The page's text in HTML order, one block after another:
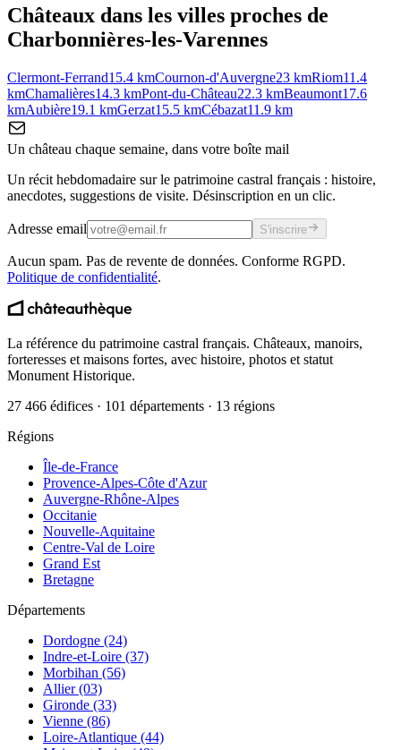
Châteaux dans les villes proches de
Charbonnières-les-Varennes
Clermont-Ferrand15.4 kmCournon-d'Auvergne23 kmRiom11.4
kmChamalières14.3 kmPont-du-Château22.3 kmBeaumont17.6
kmAubière19.1 kmGerzat15.5 kmCébazat11.9 km
Un château chaque semaine, dans votre boîte mail
Un récit hebdomadaire sur le patrimoine castral français : histoire,
anecdotes, suggestions de visite. Désinscription en un clic.
Adresse email S'inscrire
Aucun spam. Pas de revente de données. Conforme RGPD.
Politique de confidentialité.
La référence du patrimoine castral français. Châteaux, manoirs,
forteresses et maisons fortes, avec histoire, photos et statut
Monument Historique.
27 466 édifices · 101 départements · 13 régions
Régions
Île-de-France
Provence-Alpes-Côte d'Azur
Auvergne-Rhône-Alpes
Occitanie
Nouvelle-Aquitaine
Centre-Val de Loire
Grand Est
Bretagne
Départements
Dordogne (24)
Indre-et-Loire (37)
Morbihan (56)
Allier (03)
Gironde (33)
Vienne (86)
Loire-Atlantique (44)